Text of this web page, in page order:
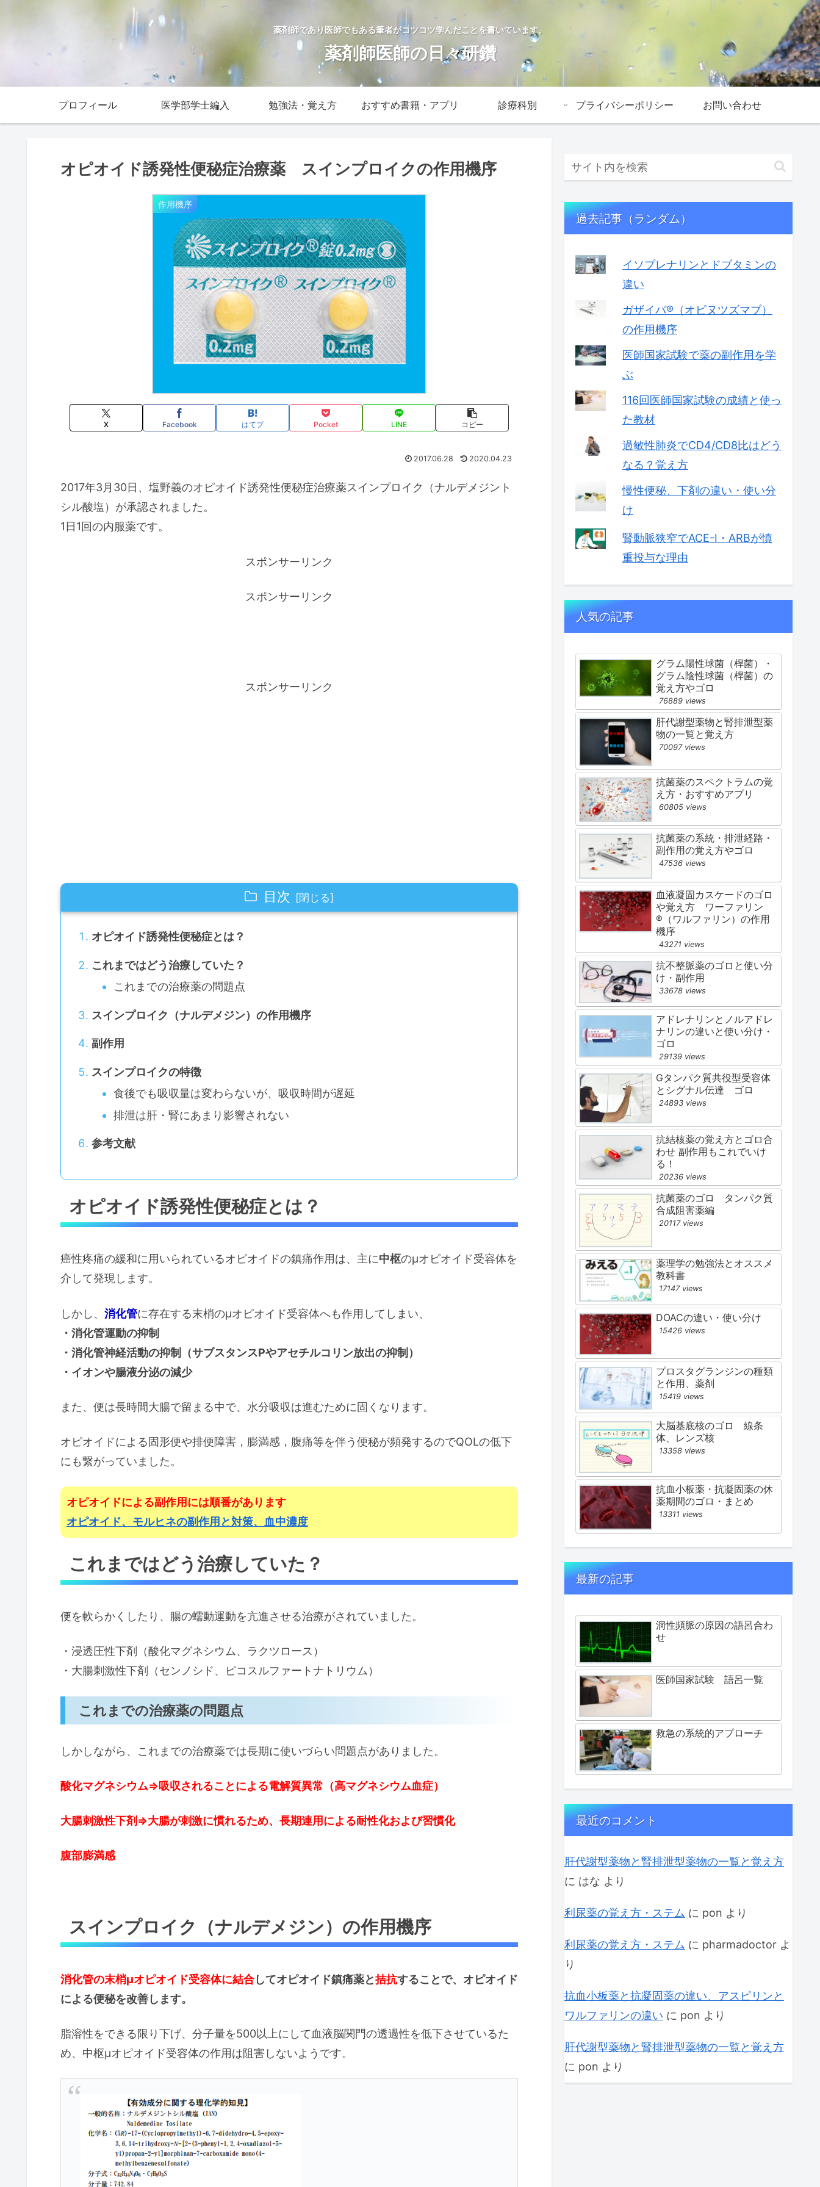
薬剤師であり医師でもある筆者がコツコツ学んだことを書いています。
薬剤師医師の日々研鑽
プロフィール 医学部学士編入 勉強法・覚え方 おすすめ書籍・アプリ 診療科別 プライバシーポリシー お問い合わせ
オピオイド誘発性便秘症治療薬 スインプロイクの作用機序
作用機序
X Facebook はてブ Pocket LINE コピー
2017.06.28 2020.04.23
2017年3月30日、塩野義のオピオイド誘発性便秘症治療薬スインプロイク（ナルデメジント
シル酸塩）が承認されました。
1日1回の内服薬です。
スポンサーリンク
スポンサーリンク
スポンサーリンク
目次
オピオイド誘発性便秘症とは？
これまではどう治療していた？
これまでの治療薬の問題点
スインプロイク（ナルデメジン）の作用機序
副作用
スインプロイクの特徴
食後でも吸収量は変わらないが、吸収時間が遅延
排泄は肝・腎にあまり影響されない
参考文献
オピオイド誘発性便秘症とは？
癌性疼痛の緩和に用いられているオピオイドの鎮痛作用は、主に中枢のμオピオイド受容体を
介して発現します。
しかし、 消化管に存在する末梢のμオピオイド受容体へも作用してしまい、
・消化管運動の抑制
・消化管神経活動の抑制（サブスタンスPやアセチルコリン放出の抑制）
・イオンや腸液分泌の減少
また、便は長時間大腸で留まる中で、水分吸収は進むために固くなります。
オピオイドによる固形便や排便障害，膨満感，腹痛等を伴う便秘が頻発するのでQOLの低下
にも繋がっていました。
オピオイドによる副作用には順番があります
オピオイド、モルヒネの副作用と対策、血中濃度
これまではどう治療していた？
便を軟らかくしたり、腸の蠕動運動を亢進させる治療がされていました。
・浸透圧性下剤（酸化マグネシウム、ラクツロース）
・大腸刺激性下剤（センノシド、ピコスルファートナトリウム）
これまでの治療薬の問題点
しかしながら、これまでの治療薬では長期に使いづらい問題点がありました。
酸化マグネシウム⇒吸収されることによる電解質異常（高マグネシウム血症）
大腸刺激性下剤⇒大腸が刺激に慣れるため、長期連用による耐性化および習慣化
腹部膨満感
スインプロイク（ナルデメジン）の作用機序
消化管の末梢μオピオイド受容体に結合してオピオイド鎮痛薬と拮抗することで、オピオイド
による便秘を改善します。
脂溶性をできる限り下げ、分子量を500以上にして血液脳関門の透過性を低下させているた
め、中枢μオピオイド受容体の作用は阻害しないようです。
過去記事（ランダム）
イソプレナリンとドブタミンの
違い
ガザイバ®（オピヌツズマブ）
の作用機序
医師国家試験で薬の副作用を学
ぶ
116回医師国家試験の成績と使っ
た教材
過敏性肺炎でCD4/CD8比はどう
なる？覚え方
慢性便秘、下剤の違い・使い分
け
腎動脈狭窄でACE-I・ARBが慎
重投与な理由
人気の記事
グラム陽性球菌（桿菌）・
グラム陰性球菌（桿菌）の
覚え方やゴロ
76889 views
肝代謝型薬物と腎排泄型薬
物の一覧と覚え方
70097 views
抗菌薬のスペクトラムの覚
え方・おすすめアプリ
60805 views
抗菌薬の系統・排泄経路・
副作用の覚え方やゴロ
47536 views
血液凝固カスケードのゴロ
や覚え方 ワーファリン
®（ワルファリン）の作用
機序
43271 views
抗不整脈薬のゴロと使い分
け・副作用
33678 views
アドレナリンとノルアドレ
ナリンの違いと使い分け・
ゴロ
29139 views
Gタンパク質共役型受容体
とシグナル伝達 ゴロ
24893 views
抗結核薬の覚え方とゴロ合
わせ 副作用もこれでいけ
る！
20236 views
抗菌薬のゴロ タンパク質
合成阻害薬編
20117 views
薬理学の勉強法とオススメ
教科書
17147 views
DOACの違い・使い分け
15426 views
プロスタグランジンの種類
と作用、薬剤
15419 views
大脳基底核のゴロ 線条
体、レンズ核
13358 views
抗血小板薬・抗凝固薬の休
薬期間のゴロ・まとめ
13311 views
最新の記事
洞性頻脈の原因の語呂合わ
せ
医師国家試験 語呂一覧
救急の系統的アプローチ
最近のコメント
肝代謝型薬物と腎排泄型薬物の一覧と覚え方
に はな より
利尿薬の覚え方・ステム に pon より
利尿薬の覚え方・ステム に pharmadoctor よ
り
抗血小板薬と抗凝固薬の違い、アスピリンと
ワルファリンの違い に pon より
肝代謝型薬物と腎排泄型薬物の一覧と覚え方
に pon より